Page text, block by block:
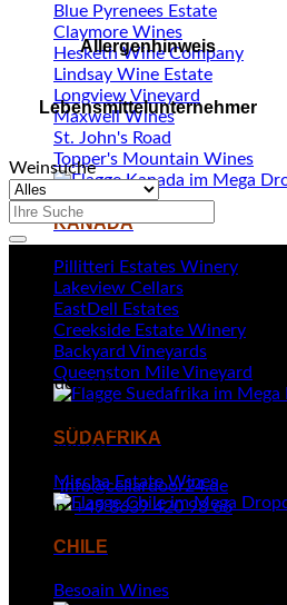
Blue Pyrenees Estate
Claymore Wines
Hesketh Wine Company
Lindsay Wine Estate
Longview Vineyard
Maxwell Wines
St. John's Road
Topper's Mountain Wines
KANADA
Pillitteri Estates Winery
Lakeview Cellars
EastDell Estates
Creekside Estate Winery
Backyard Vineyards
Queenston Mile Vineyard
SÜDAFRIKA
Mischa Estate Wines
CHILE
Besoain Wines
Allergenhinweis
Lebensmittelunternehmer
Weinsuche
Suchen
Cellardoor24
Kellerweg 4
84494 Neumarkt-Sankt Veit
Deutschland
Email:info@cellardoor24.de
Telefon:+49 8639 420 98 66